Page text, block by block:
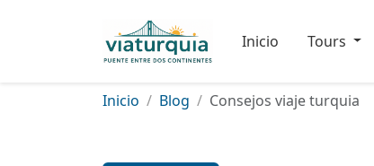
Inicio Tours
Inicio Blog Consejos viaje turquia